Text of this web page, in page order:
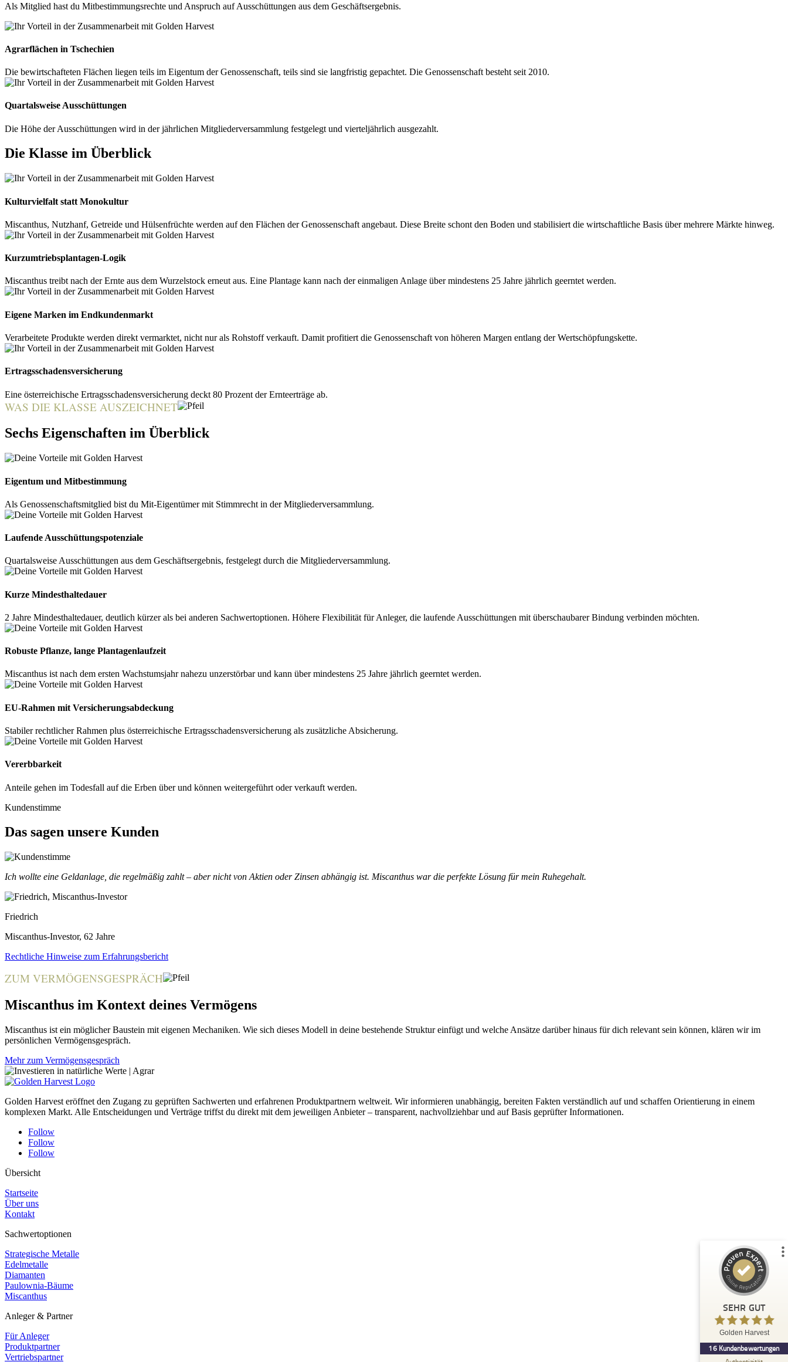
Als Mitglied hast du Mitbestimmungsrechte und Anspruch auf Ausschüttungen aus dem Geschäftsergebnis.
Agrarflächen in Tschechien
Die bewirtschafteten Flächen liegen teils im Eigentum der Genossenschaft, teils sind sie langfristig gepachtet. Die Genossenschaft besteht seit 2010.
Quartalsweise Ausschüttungen
Die Höhe der Ausschüttungen wird in der jährlichen Mitgliederversammlung festgelegt und vierteljährlich ausgezahlt.
Die Klasse im Überblick
Kulturvielfalt statt Monokultur
Miscanthus, Nutzhanf, Getreide und Hülsenfrüchte werden auf den Flächen der Genossenschaft angebaut. Diese Breite schont den Boden und stabilisiert die wirtschaftliche Basis über mehrere Märkte hinweg.
Kurzumtriebsplantagen-Logik
Miscanthus treibt nach der Ernte aus dem Wurzelstock erneut aus. Eine Plantage kann nach der einmaligen Anlage über mindestens 25 Jahre jährlich geerntet werden.
Eigene Marken im Endkundenmarkt
Verarbeitete Produkte werden direkt vermarktet, nicht nur als Rohstoff verkauft. Damit profitiert die Genossenschaft von höheren Margen entlang der Wertschöpfungskette.
Ertragsschadensversicherung
Eine österreichische Ertragsschadensversicherung deckt 80 Prozent der Ernteerträge ab.
WAS DIE KLASSE AUSZEICHNET
Sechs Eigenschaften im Überblick
Eigentum und Mitbestimmung
Als Genossenschaftsmitglied bist du Mit-Eigentümer mit Stimmrecht in der Mitgliederversammlung.
Laufende Ausschüttungspotenziale
Quartalsweise Ausschüttungen aus dem Geschäftsergebnis, festgelegt durch die Mitgliederversammlung.
Kurze Mindesthaltedauer
2 Jahre Mindesthaltedauer, deutlich kürzer als bei anderen Sachwertoptionen. Höhere Flexibilität für Anleger, die laufende Ausschüttungen mit überschaubarer Bindung verbinden möchten.
Robuste Pflanze, lange Plantagenlaufzeit
Miscanthus ist nach dem ersten Wachstumsjahr nahezu unzerstörbar und kann über mindestens 25 Jahre jährlich geerntet werden.
EU-Rahmen mit Versicherungsabdeckung
Stabiler rechtlicher Rahmen plus österreichische Ertragsschadensversicherung als zusätzliche Absicherung.
Vererbbarkeit
Anteile gehen im Todesfall auf die Erben über und können weitergeführt oder verkauft werden.
Kundenstimme
Das sagen unsere Kunden
Ich wollte eine Geldanlage, die regelmäßig zahlt – aber nicht von Aktien oder Zinsen abhängig ist. Miscanthus war die perfekte Lösung für mein Ruhegehalt.
Friedrich
Miscanthus-Investor, 62 Jahre
Rechtliche Hinweise zum Erfahrungsbericht
ZUM VERMÖGENSGESPRÄCH
Miscanthus im Kontext deines Vermögens
Miscanthus ist ein möglicher Baustein mit eigenen Mechaniken. Wie sich dieses Modell in deine bestehende Struktur einfügt und welche Ansätze darüber hinaus für dich relevant sein können, klären wir im
persönlichen Vermögensgespräch.
Mehr zum Vermögensgespräch
Golden Harvest eröffnet den Zugang zu geprüften Sachwerten und erfahrenen Produktpartnern weltweit. Wir informieren unabhängig, bereiten Fakten verständlich auf und schaffen Orientierung in einem
komplexen Markt. Alle Entscheidungen und Verträge triffst du direkt mit dem jeweiligen Anbieter – transparent, nachvollziehbar und auf Basis geprüfter Informationen.
Follow
Follow
Follow
Übersicht
Startseite
Über uns
Kontakt
Sachwertoptionen
Strategische Metalle
Edelmetalle
Diamanten
Paulownia-Bäume
Miscanthus
Anleger & Partner
Für Anleger
Produktpartner
Vertriebspartner
SEHR GUT
Golden Harvest
16 Kundenbewertungen
Bewertungen auf ProvenExpert.com
Blick aufs ProvenExpert-Profil werfen
Anonym
5,00
bekommt das Gefühl, jeder Kunde liegt am